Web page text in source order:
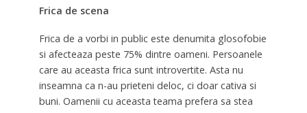
Frica de scena
Frica de a vorbi in public este denumita glosofobie
si afecteaza peste 75% dintre oameni. Persoanele
care au aceasta frica sunt introvertite. Asta nu
inseamna ca n-au prieteni deloc, ci doar cativa si
buni. Oamenii cu aceasta teama prefera sa stea